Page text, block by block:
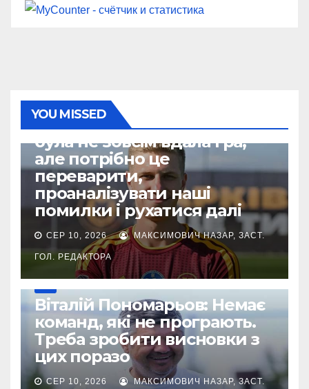
YOU MISSED
Артем Смоляков: Сьогодні
була не зовсім вдала гра,
але потрібно це
переварити,
проаналізувати наші
помилки і рухатися далі
СЕР 10, 2026 МАКСИМОВИЧ НАЗАР, ЗАСТ.
ГОЛ. РЕДАКТОРА
Віталій Пономарьов: Немає
команд, які не програють.
Треба зробити висновки з
цих поразо
СЕР 10, 2026 МАКСИМОВИЧ НАЗАР, ЗАСТ.